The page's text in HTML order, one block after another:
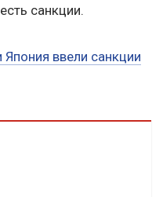
санкции.
Япония ввели санкции